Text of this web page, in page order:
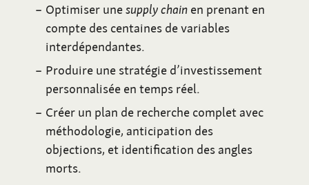
Optimiser unesupply chain en prenant en
compte des centaines de variables
interdépendantes.
Produire une stratégie d’investissement
personnalisée en temps réel.
Créer un plan de recherche complet avec
méthodologie, anticipation des
objections, et identification des angles
morts.